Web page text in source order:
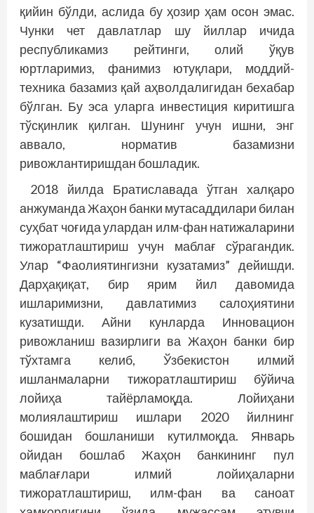
қийин бўлди, аслида бу ҳозир ҳам осон эмас.
Чунки чет давлатлар шу йиллар ичида
республикамиз рейтинги, олий ўқув
юртларимиз, фанимиз ютуқлари, моддий-
техника базамиз қай аҳволдалигидан бехабар
бўлган. Бу эса уларга инвес­тиция киритишга
тўсқинлик қилган. Шунинг учун ишни, энг
аввало, норматив базамизни
ривожлантиришдан бошладик.
2018 йилда Братиславада ўтган халқаро
анжуманда Жаҳон банки мутасаддилари билан
суҳбат чоғида улардан илм-фан натижаларини
тижоратлаштириш учун маблағ сўрагандик.
Улар “Фаолиятингизни кузатамиз” дейишди.
Дар­ҳақиқат, бир ярим йил давомида
ишларимизни, давлатимиз салоҳиятини
кузатишди. Айни кунларда Инновацион
ривожланиш вазирлиги ва Жаҳон банки бир
тўхтамга келиб, Ўзбекистон илмий
ишланмаларни тижоратлаштириш бўйича
лойиҳа тайёрламоқда. Ло­йиҳани
молиялаштириш ишлари 2020 йилнинг
бошидан бошланиши кутилмоқда. Январь
ойидан бошлаб Жаҳон банкининг пул
маблағлари илмий лойиҳаларни
тижоратлаштириш, илм-фан ва саноат